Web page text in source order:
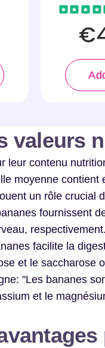
valeurs
leur contenu
moyenne
un rôle crucial
fournissent
respectivement.
facilite la
et le saccharose
"Les bananes
et le